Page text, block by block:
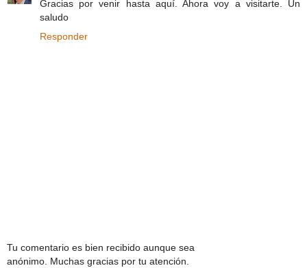
Gracias por venir hasta aquí. Ahora voy a visitarte. Un
saludo
Responder
Tu comentario es bien recibido aunque sea
anónimo. Muchas gracias por tu atención.